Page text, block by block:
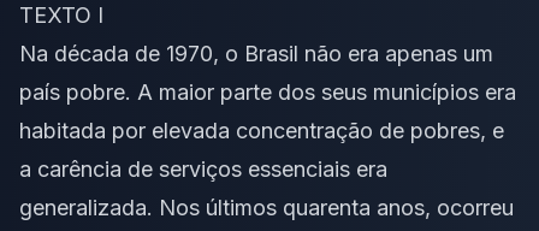
TEXTO I
Na década de 1970, o Brasil não era apenas um
país pobre. A maior parte dos seus municípios era
habitada por elevada concentração de pobres, e
a carência de serviços essenciais era
generalizada. Nos últimos quarenta anos, ocorreu